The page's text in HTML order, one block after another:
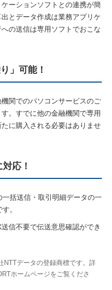
ーションソフトとの連携が簡
とデータ作成は業務アプリケ
の送信は専用ソフトでおこな
」可能！
関でのパソコンサービスのご
。すでに他の金融機関で専用
に購入される必要はありませ
応！
括送信・取引明細データの一
。
信不要で伝送意思確認ができ
NTTデータの登録商標です。詳
ホームページをご覧くださ